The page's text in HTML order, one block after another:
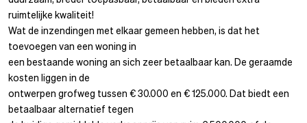
ruimtelijke kwaliteit!
Wat de inzendingen met elkaar gemeen hebben, is dat het
toevoegen van een woning in
een bestaande woning an sich zeer betaalbaar kan. De geraamde
kosten liggen in de
ontwerpen grofweg tussen € 30.000 en € 125.000. Dat biedt een
betaalbaar alternatief tegen